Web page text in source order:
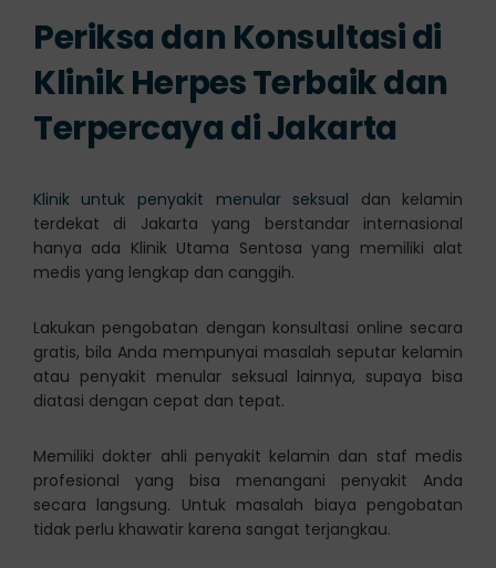
Periksa dan Konsultasi di
Klinik Herpes Terbaik dan
Terpercaya di Jakarta
Klinik untuk penyakit menular seksual dan kelamin
terdekat di Jakarta yang berstandar internasional
hanya ada Klinik Utama Sentosa yang memiliki alat
medis yang lengkap dan canggih.
Lakukan pengobatan dengan konsultasi online secara
gratis, bila Anda mempunyai masalah seputar kelamin
atau penyakit menular seksual lainnya, supaya bisa
diatasi dengan cepat dan tepat.
Memiliki dokter ahli penyakit kelamin dan staf medis
profesional yang bisa menangani penyakit Anda
secara langsung. Untuk masalah biaya pengobatan
tidak perlu khawatir karena sangat terjangkau.